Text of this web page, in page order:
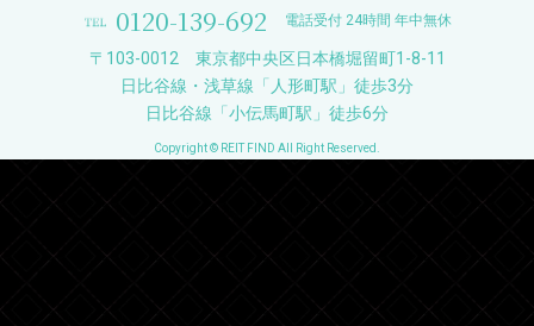
0120-139-692 電話受付 24時間 年中無休
〒103-0012 東京都中央区日本橋堀留町1-8-11
日比谷線・浅草線「人形町駅」徒歩3分
日比谷線「小伝馬町駅」徒歩6分
Copyright © REIT FIND All Right Reserved.